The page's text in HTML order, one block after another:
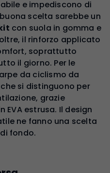
e impediscono di
scelta sarebbe un
con suola in gomma e
il rinforzo applicato
soprattutto
il giorno. Per le
da ciclismo da
si distinguono per
grazie
EVA estrusa. Il design
ne fanno una scelta
fondo.